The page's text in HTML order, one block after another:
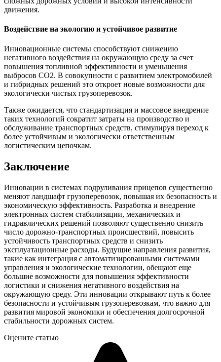
движения.
Воздействие на экологию и устойчивое развитие
Инновационные системы способствуют снижению
негативного воздействия на окружающую среду за счет
повышения топливной эффективности и уменьшения
выбросов CO2. В совокупности с развитием электромобилей
и гибридных решений это откроет новые возможности для
экологически чистых грузоперевозок.
Также ожидается, что стандартизация и массовое внедрение
таких технологий сократит затраты на производство и
обслуживание транспортных средств, стимулируя переход к
более устойчивым и экологически ответственным
логистическим цепочкам.
Заключение
Инновации в системах подруливания прицепов существенно
меняют ландшафт грузоперевозок, повышая их безопасность и
экономическую эффективность. Разработка и внедрение
электронных систем стабилизации, механических и
гидравлических решений позволяют существенно снизить
число дорожно-транспортных происшествий, повысить
устойчивость транспортных средств и снизить
эксплуатационные расходы. Будущие направления развития,
такие как интеграция с автоматизированными системами
управления и экологические технологии, обещают еще
большие возможности для повышения эффективности
логистики и снижения негативного воздействия на
окружающую среду. Эти инновации открывают путь к более
безопасности и устойчивым грузоперевозкам, что важно для
развития мировой экономики и обеспечения долгосрочной
стабильности дорожных систем.
Оцените статью